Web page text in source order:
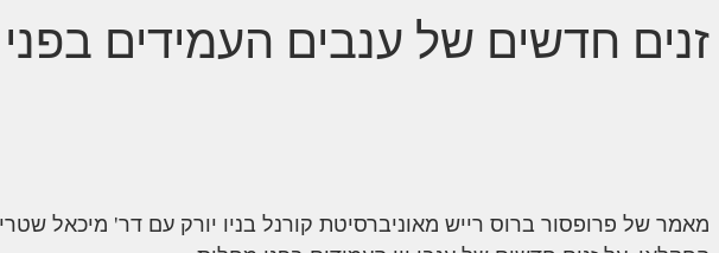
זנים חדשים של ענבים העמידים
מאמר של פרופסור ברוס רייש מאוניברסיטת קורנל בניו יורק עם דר' מיכאל